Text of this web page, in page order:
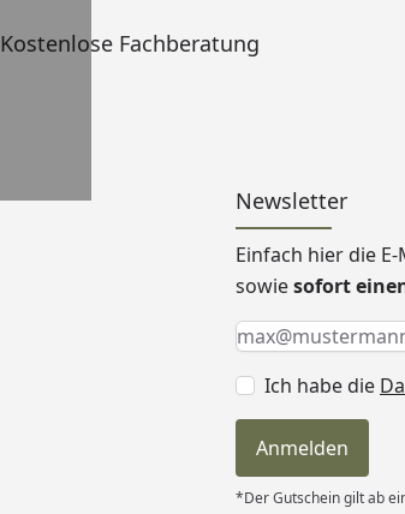
Kostenlose Fachberatung
Newsletter
Einfach hier die
sowiesofort
Keine Eingabe
Eingabe
E-Mail *
Ich habe die
Anmelden
*Der Gutschein gilt ab